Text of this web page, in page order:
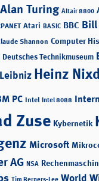
Alan Turing Altair 8800
Atari BASIC BBC Bill
Shannon Computer
Deutsches Technikmuseum
Heinz
PC Intel Intel 8088
Zuse Kybernetik
Microsoft
AG NSA
World